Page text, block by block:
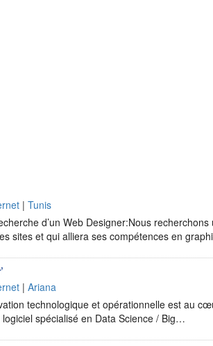
| Tunis
d’un Web Designer:Nous
sites et qui alliera ses compétences en
| Ariana
technologique et opérationnelle est au
spécialisé en Data Science / Big…